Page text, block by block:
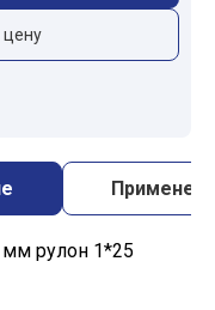
цену
рулон 1*25